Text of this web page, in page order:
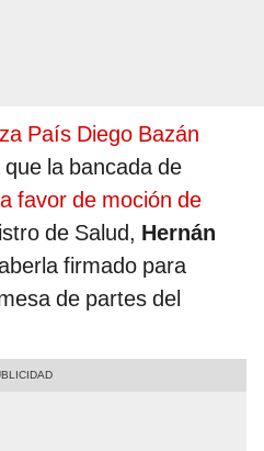
País Diego Bazán
la bancada de
favor de moción de
de Salud, Hernán
firmado para
de partes del